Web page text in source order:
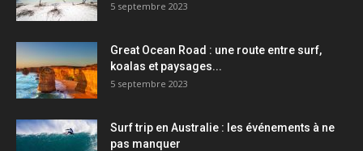
5 septembre 2023
Great Ocean Road : une route entre surf,
koalas et paysages...
5 septembre 2023
Surf trip en Australie : les événements à ne
pas manquer